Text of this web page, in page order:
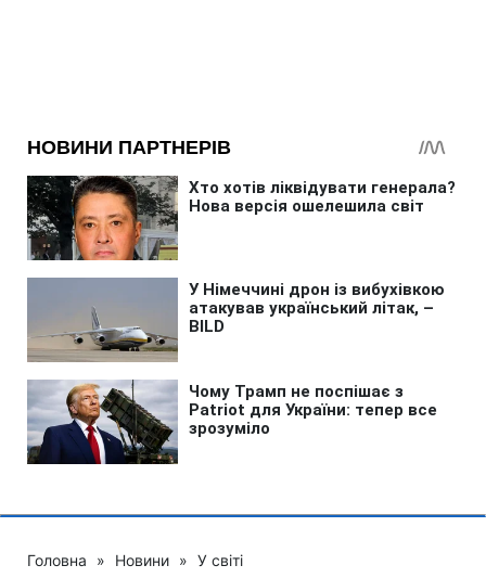
Головна » Новини » У світі